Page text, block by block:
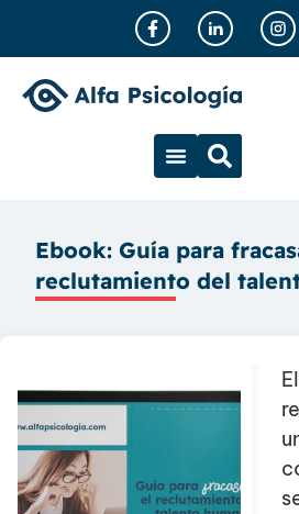
Ebook: Guía para
reclutamiento del